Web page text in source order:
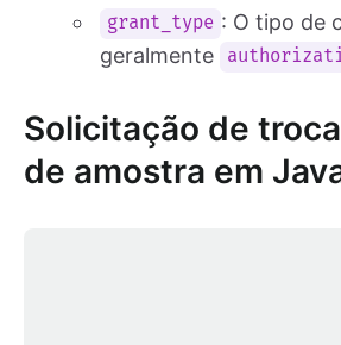
grant_type : O tipo de
geralmente
Solicitação de
de amostra em